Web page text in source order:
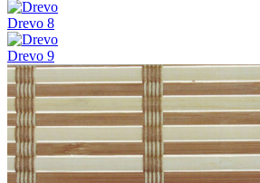
Drevo 8
Drevo 9